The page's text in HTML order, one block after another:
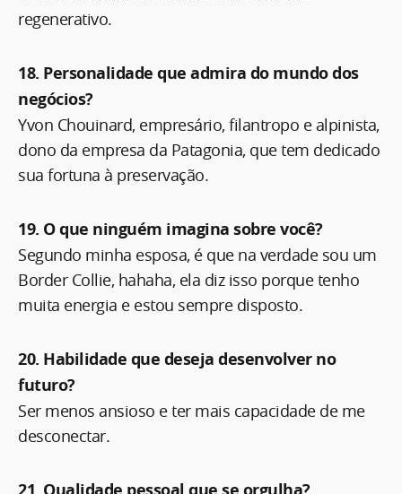
regenerativo.
18. Personalidade que admira do mundo dos
negócios?
Yvon Chouinard, empresário, filantropo e alpinista,
dono da empresa da Patagonia, que tem dedicado
sua fortuna à preservação.
19. O que ninguém imagina sobre você?
Segundo minha esposa, é que na verdade sou um
Border Collie, hahaha, ela diz isso porque tenho
muita energia e estou sempre disposto.
20. Habilidade que deseja desenvolver no
futuro?
Ser menos ansioso e ter mais capacidade de me
desconectar.